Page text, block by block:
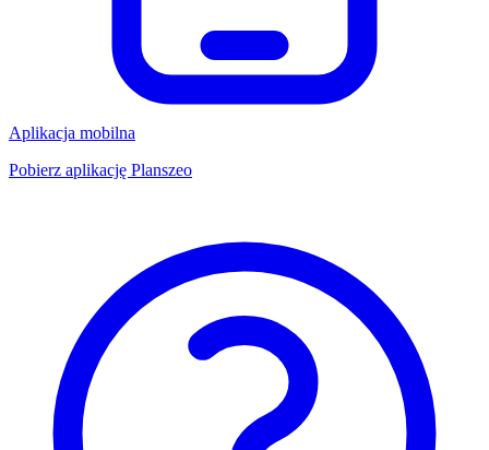
Aplikacja mobilna
Pobierz aplikację Planszeo